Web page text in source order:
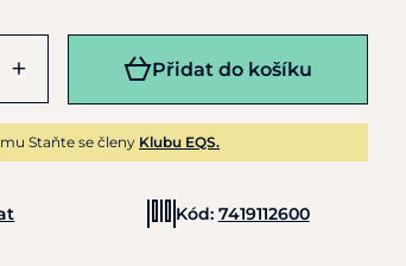
+ Přidat do košíku
Staňte se členy Klubu EQS.
Kód: 7419112600